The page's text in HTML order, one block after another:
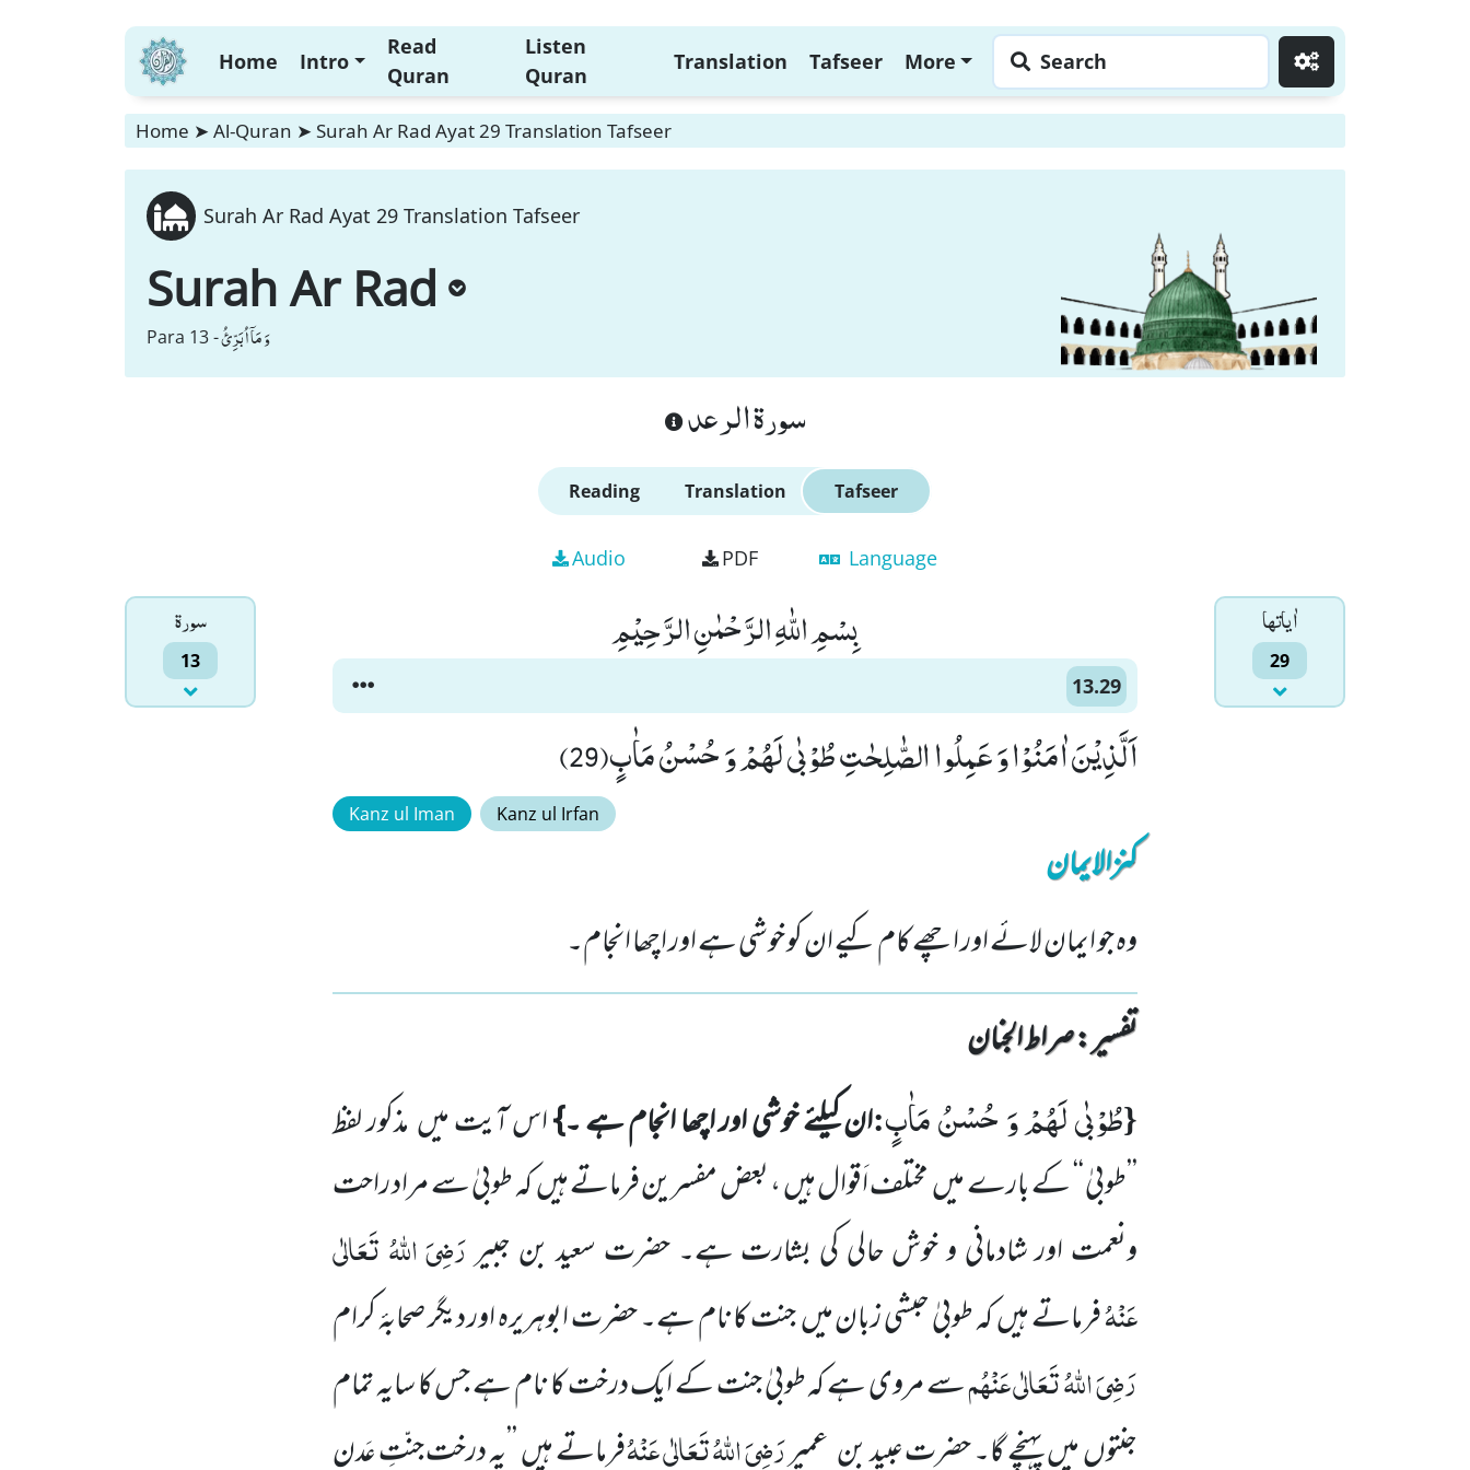
Home Intro
Read
Quran
Listen
Quran
Translation Tafseer More Search
Home ➤ Al-Quran ➤ Surah Ar Rad Ayat 29 Translation Tafseer
Surah Ar Rad Ayat 29 Translation Tafseer
Surah Ar Rad
Para 13 -وَ مَاۤ اُبَرِّئُ
سورة الرعد
Reading Translation Tafseer
Audio PDF Language
سورۃ
13
اٰياتها
29
بِسْمِ اللّٰهِ الرَّحْمٰنِ الرَّحِیْمِ
13.29
اَلَّذِیْنَ اٰمَنُوْا وَ عَمِلُوا الصّٰلِحٰتِ طُوْبٰى لَهُمْ وَ حُسْنُ مَاٰبٍ(29)
Kanz ul Iman Kanz ul Irfan
کنزالایمان
وہ جو ایمان لائے اور اچھے کام کیے ان کو خوشی ہے اور اچھا انجام۔
تفسیر : ‎صراط الجنان
{طُوْبٰى لَهُمْ وَ حُسْنُ مَاٰبٍ:ان کیلئے خوشی اور اچھا انجام ہے ۔}اس آیت میں مذکور لفظ
’’طوبیٰ ‘‘ کے بارے میں مختلف اَقوال ہیں ، بعض مفسرین فرماتے ہیں کہ طوبیٰ سے مراد راحت
ونعمت اور شادمانی و خوش حالی کی بشارت ہے۔ حضرت سعید بن جبیررَضِیَ اللّٰہُ تَعَالٰی
عَنْہُفرماتے ہیں کہ طوبیٰ حبشی زبان میں جنت کا نام ہے۔ حضرت ابوہریرہ اور دیگر صحابۂ کرام
رَضِیَ اللّٰہُ تَعَالٰی عَنْہُمسے مروی ہے کہ طوبیٰ جنت کے ایک درخت کا نام ہے جس کا سایہ تمام
جنتوں میں پہنچے گا۔ حضرت عبید بنعمیررَضِیَ اللّٰہُ تَعَالٰی عَنْہُفرماتے ہیں ’’یہ درخت جنّتِ عَدن